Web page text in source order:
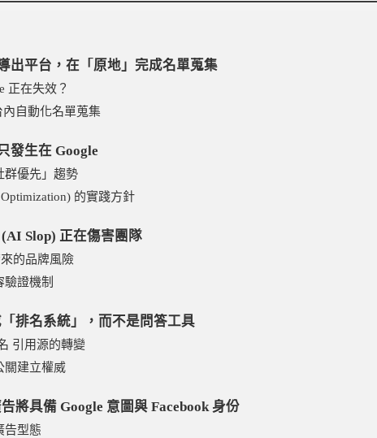
出平台，在「原地」完成名單蒐集
正在失效？
內自動化名單蒐集
發生在 Google
群優先」趨勢
的實踐方針
Slop) 正在傷害團隊
的品牌風險
驗證機制
排名系統」，而不是問答工具
引用源的轉變
關建立權威
將具備 Google 意圖與 Facebook 身份
告型態